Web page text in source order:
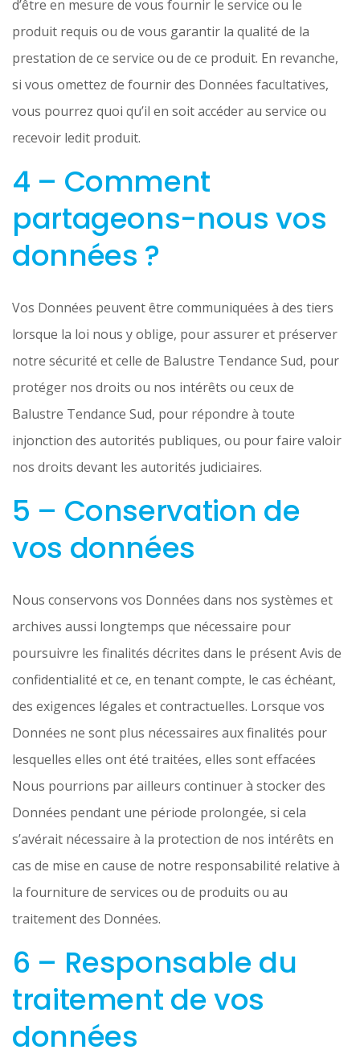
d’être en mesure de vous fournir le service ou le
produit requis ou de vous garantir la qualité de la
prestation de ce service ou de ce produit. En revanche,
si vous omettez de fournir des Données facultatives,
vous pourrez quoi qu’il en soit accéder au service ou
recevoir ledit produit.
4 – Comment
partageons-nous vos
données ?
Vos Données peuvent être communiquées à des tiers
lorsque la loi nous y oblige, pour assurer et préserver
notre sécurité et celle de Balustre Tendance Sud, pour
protéger nos droits ou nos intérêts ou ceux de
Balustre Tendance Sud, pour répondre à toute
injonction des autorités publiques, ou pour faire valoir
nos droits devant les autorités judiciaires.
5 – Conservation de
vos données
Nous conservons vos Données dans nos systèmes et
archives aussi longtemps que nécessaire pour
poursuivre les finalités décrites dans le présent Avis de
confidentialité et ce, en tenant compte, le cas échéant,
des exigences légales et contractuelles. Lorsque vos
Données ne sont plus nécessaires aux finalités pour
lesquelles elles ont été traitées, elles sont effacées
Nous pourrions par ailleurs continuer à stocker des
Données pendant une période prolongée, si cela
s’avérait nécessaire à la protection de nos intérêts en
cas de mise en cause de notre responsabilité relative à
la fourniture de services ou de produits ou au
traitement des Données.
6 – Responsable du
traitement de vos
données